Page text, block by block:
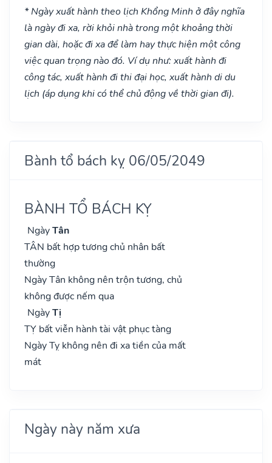
* Ngày xuất hành theo lịch Khổng Minh ở đây nghĩa
là ngày đi xa, rời khỏi nhà trong một khoảng thời
gian dài, hoặc đi xa để làm hay thực hiện một công
việc quan trọng nào đó. Ví dụ như: xuất hành đi
công tác, xuất hành đi thi đại học, xuất hành di du
lịch (áp dụng khi có thể chủ động về thời gian đi).
Bành tổ bách kỵ 06/05/2049
BÀNH TỔ BÁCH KỴ
NgàyTân
TÂN bất hợp tương chủ nhân bất
thường
Ngày Tân không nên trộn tương, chủ
không được nếm qua
NgàyTị
TỴ bất viễn hành tài vật phục tàng
Ngày Tỵ không nên đi xa tiền của mất
mát
Ngày này năm xưa